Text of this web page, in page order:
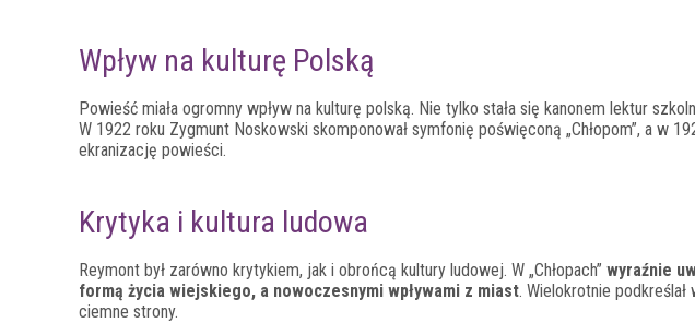
Wpływ na kulturę Polską
Powieść miała ogromny wpływ na kulturę polską. Nie tylko stała się kanonem lektur
W 1922 roku Zygmunt Noskowski skomponował symfonię poświęconą „Chłopom”, a w
ekranizację powieści.
Krytyka i kultura ludowa
Reymont był zarówno krytykiem, jak i obrońcą kultury ludowej. W „Chłopach” wyraźnie
formą życia wiejskiego, a nowoczesnymi wpływami z miast. Wielokrotnie
ciemne strony.